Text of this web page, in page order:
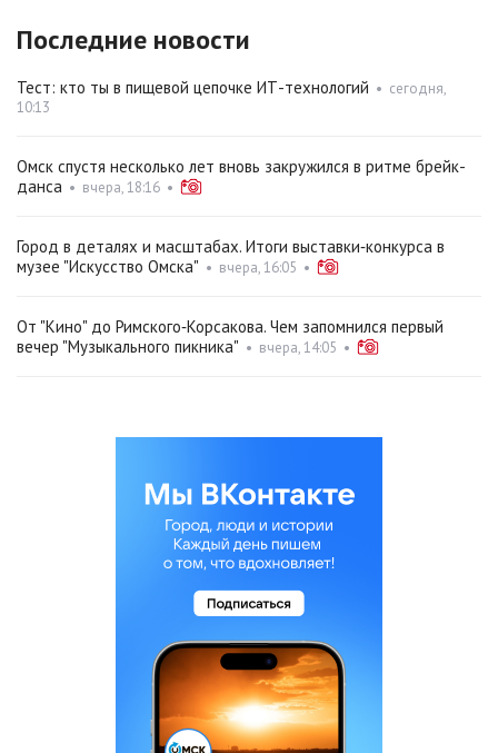
Последние новости
Тест: кто ты в пищевой цепочке ИТ-технологий • сегодня,
10:13
Омск спустя несколько лет вновь закружился в ритме брейк-
данса • вчера, 18:16 •
Город в деталях и масштабах. Итоги выставки‑конкурса в
музее "Искусство Омска" • вчера, 16:05 •
От "Кино" до Римского‑Корсакова. Чем запомнился первый
вечер "Музыкального пикника" • вчера, 14:05 •